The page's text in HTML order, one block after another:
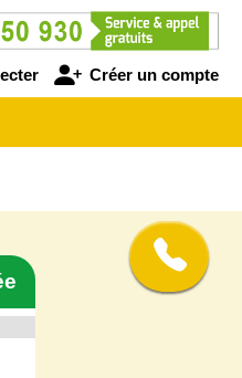
Créer un compte